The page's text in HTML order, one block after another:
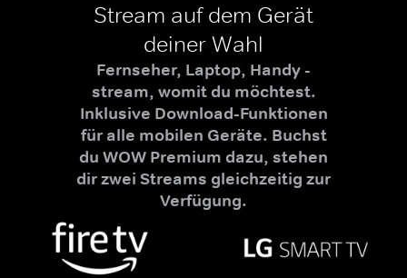
Stream auf dem Gerät
deiner Wahl
Fernseher, Laptop, Handy -
stream, womit du möchtest.
Inklusive Download-Funktionen
für alle mobilen Geräte. Buchst
du WOW Premium dazu, stehen
dir zwei Streams gleichzeitig zur
Verfügung.